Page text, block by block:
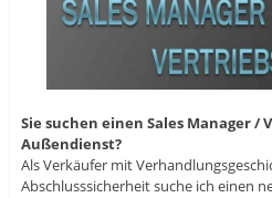
Sie suchen einen Sales Manager
Außendienst?
Als Verkäufer mit
Abschlusssicherheit suche ich einen